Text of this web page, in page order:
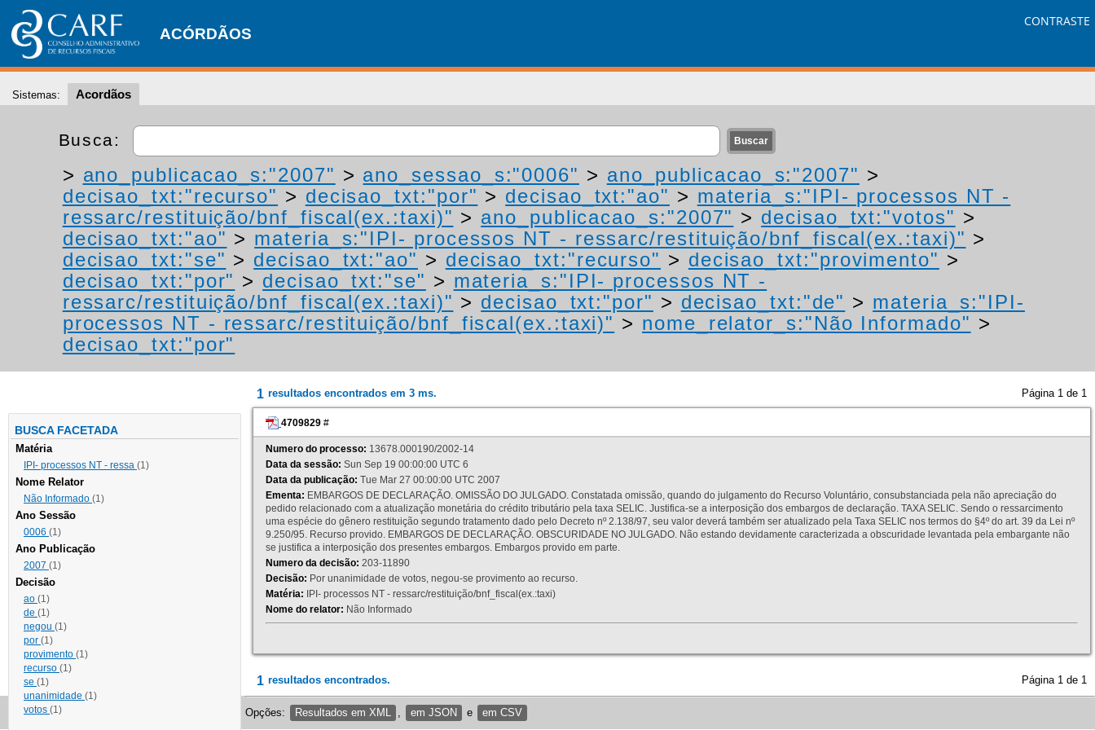
ACÓRDÃOS
CONTRASTE
Sistemas: Acordãos
Busca:
> ano_publicacao_s:"2007" > ano_sessao_s:"0006" > ano_publicacao_s:"2007" >
decisao_txt:"recurso" > decisao_txt:"por" > decisao_txt:"ao" > materia_s:"IPI- processos NT -
ressarc/restituição/bnf_fiscal(ex.:taxi)" > ano_publicacao_s:"2007" > decisao_txt:"votos" >
decisao_txt:"ao" > materia_s:"IPI- processos NT - ressarc/restituição/bnf_fiscal(ex.:taxi)" >
decisao_txt:"se" > decisao_txt:"ao" > decisao_txt:"recurso" > decisao_txt:"provimento" >
decisao_txt:"por" > decisao_txt:"se" > materia_s:"IPI- processos NT -
ressarc/restituição/bnf_fiscal(ex.:taxi)" > decisao_txt:"por" > decisao_txt:"de" > materia_s:"IPI-
processos NT - ressarc/restituição/bnf_fiscal(ex.:taxi)" > nome_relator_s:"Não Informado" >
decisao_txt:"por"
BUSCA FACETADA
Matéria
IPI- processos NT - ressa (1)
Nome Relator
Não Informado (1)
Ano Sessão
0006 (1)
Ano Publicação
2007 (1)
Decisão
ao (1)
de (1)
negou (1)
por (1)
provimento (1)
recurso (1)
se (1)
unanimidade (1)
votos (1)
1 resultados encontrados em 3 ms. Página 1 de 1
4709829 #
Numero do processo: 13678.000190/2002-14
Data da sessão: Sun Sep 19 00:00:00 UTC 6
Data da publicação: Tue Mar 27 00:00:00 UTC 2007
Ementa: EMBARGOS DE DECLARAÇÃO. OMISSÃO DO JULGADO. Constatada omissão, quando do julgamento do Recurso Voluntário, consubstanciada pela não apreciação do
pedido relacionado com a atualização monetária do crédito tributário pela taxa SELIC. Justifica-se a interposição dos embargos de declaração. TAXA SELIC. Sendo o ressarcimento
uma espécie do gênero restituição segundo tratamento dado pelo Decreto nº 2.138/97, seu valor deverá também ser atualizado pela Taxa SELIC nos termos do §4º do art. 39 da Lei nº
9.250/95. Recurso provido. EMBARGOS DE DECLARAÇÃO. OBSCURIDADE NO JULGADO. Não estando devidamente caracterizada a obscuridade levantada pela embargante não
se justifica a interposição dos presentes embargos. Embargos provido em parte.
Numero da decisão: 203-11890
Decisão: Por unanimidade de votos, negou-se provimento ao recurso.
Matéria: IPI- processos NT - ressarc/restituição/bnf_fiscal(ex.:taxi)
Nome do relator: Não Informado
1 resultados encontrados. Página 1 de 1
Opções: Resultados em XML em JSON e em CSV